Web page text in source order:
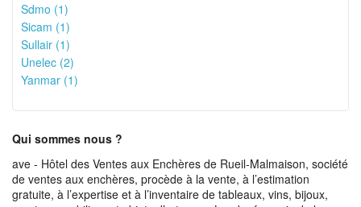
Sdmo (1)
Sicam (1)
Sullair (1)
Unelec (2)
Yanmar (1)
Qui sommes nous ?
ave - Hôtel des Ventes aux Enchères de Rueil-Malmaison, société
de ventes aux enchères, procède à la vente, à l’estimation
gratuite, à l’expertise et à l’inventaire de tableaux, vins, bijoux,